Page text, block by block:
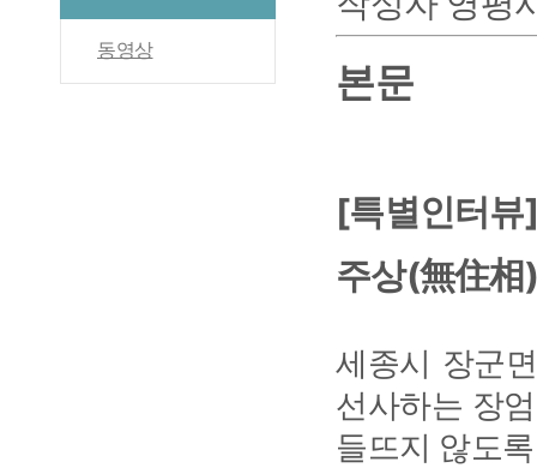
동영상
본문
[특별인터뷰
주상(無住相
세종시 장군
선사하는 장
들뜨지 않도